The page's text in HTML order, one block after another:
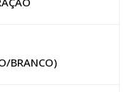
BRANCO)